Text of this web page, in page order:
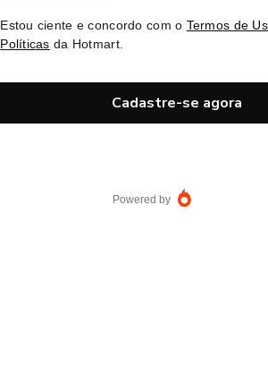
Estou ciente e concordo com o Termos de
Políticas da Hotmart.
Cadastre-se agora
Powered by